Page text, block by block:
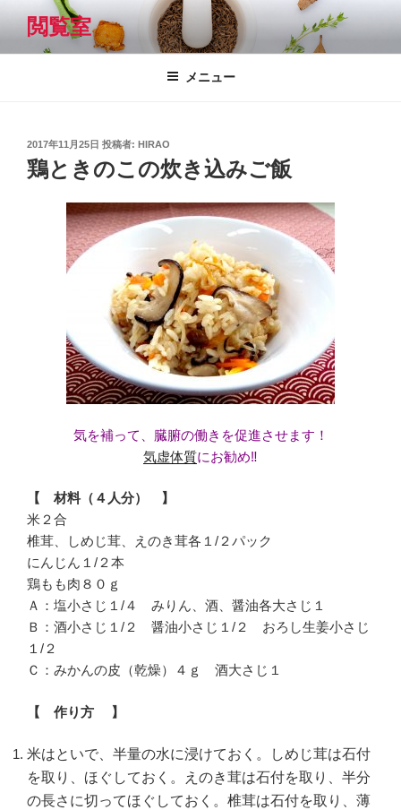
テ
閲覧室
メニュー
投
稿
日:
2017年11月25日 投稿者: HIRAO
鶏ときのこの炊き込みご飯
気を補って、臓腑の働きを促進させます！
気虚体質にお勧め‼
【 材料（４人分） 】
米２合
椎茸、しめじ茸、えのき茸各１/２パック
にんじん１/２本
鶏もも肉８０ｇ
Ａ：塩小さじ１/４ みりん、酒、醤油各大さじ１
Ｂ：酒小さじ１/２ 醤油小さじ１/２ おろし生姜小さじ
１/２
Ｃ：みかんの皮（乾燥）４ｇ 酒大さじ１
【 作り方 】
米はといで、半量の水に浸けておく。しめじ茸は石付
を取り、ほぐしておく。えのき茸は石付を取り、半分
の長さに切ってほぐしておく。椎茸は石付を取り、薄